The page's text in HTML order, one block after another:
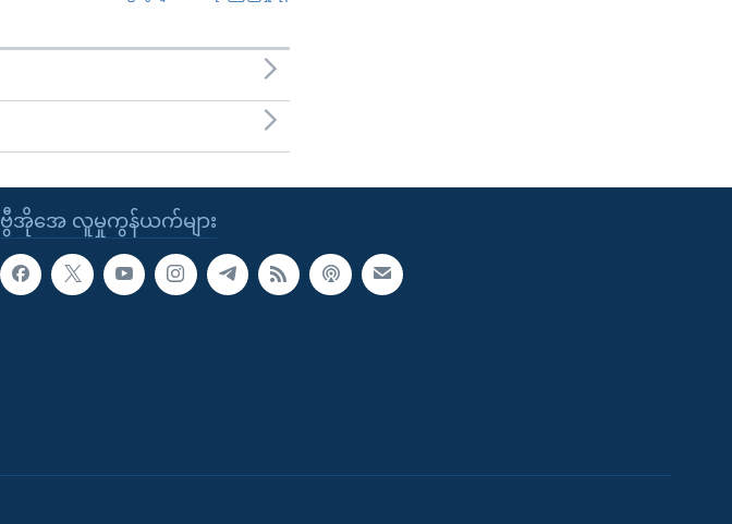
ဗွီအိုအေ လူမှုကွန်ယက်များ